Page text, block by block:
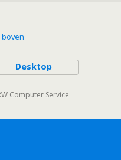
boven
Desktop
Computer Service